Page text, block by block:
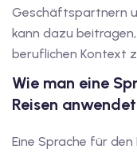
Geschäftspartnern
kann dazu
beruflichen Kontext
Wie man eine
Reisen anwendet
Eine Sprache für